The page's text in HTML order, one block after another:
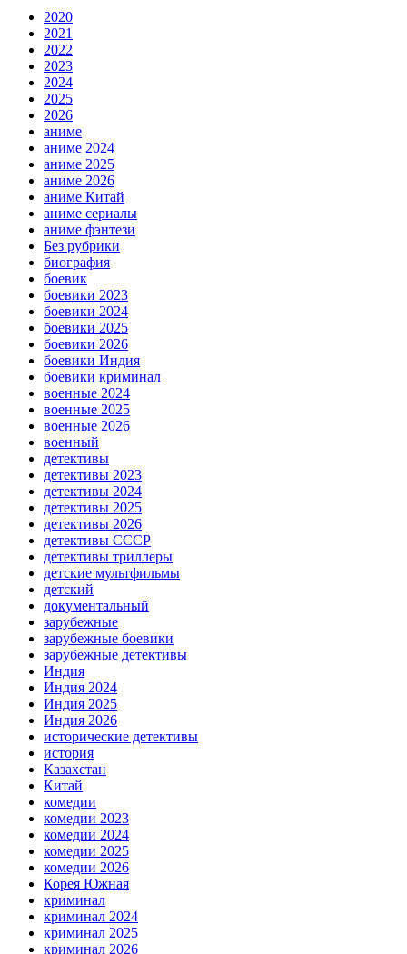
2020
2021
2022
2023
2024
2025
2026
аниме
аниме 2024
аниме 2025
аниме 2026
аниме Китай
аниме сериалы
аниме фэнтези
Без рубрики
биография
боевик
боевики 2023
боевики 2024
боевики 2025
боевики 2026
боевики Индия
боевики криминал
военные 2024
военные 2025
военные 2026
военный
детективы
детективы 2023
детективы 2024
детективы 2025
детективы 2026
детективы СССР
детективы триллеры
детские мультфильмы
детский
документальный
зарубежные
зарубежные боевики
зарубежные детективы
Индия
Индия 2024
Индия 2025
Индия 2026
исторические детективы
история
Казахстан
Китай
комедии
комедии 2023
комедии 2024
комедии 2025
комедии 2026
Корея Южная
криминал
криминал 2024
криминал 2025
криминал 2026